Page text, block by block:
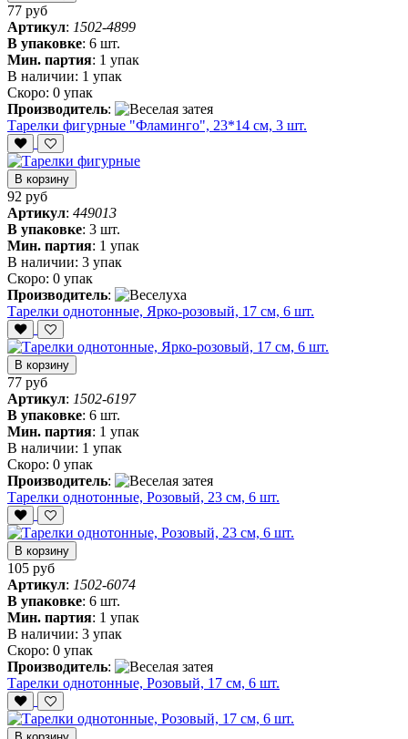
77 руб
Артикул: 1502-4899
В упаковке: 6 шт.
Мин. партия: 1 упак
В наличии: 1 упак
Скоро: 0 упак
Производитель:
Тарелки фигурные "Фламинго", 23*14 см, 3 шт.
В корзину
92 руб
Артикул: 449013
В упаковке: 3 шт.
Мин. партия: 1 упак
В наличии: 3 упак
Скоро: 0 упак
Производитель:
Тарелки однотонные, Ярко-розовый, 17 см, 6 шт.
В корзину
77 руб
Артикул: 1502-6197
В упаковке: 6 шт.
Мин. партия: 1 упак
В наличии: 1 упак
Скоро: 0 упак
Производитель:
Тарелки однотонные, Розовый, 23 см, 6 шт.
В корзину
105 руб
Артикул: 1502-6074
В упаковке: 6 шт.
Мин. партия: 1 упак
В наличии: 3 упак
Скоро: 0 упак
Производитель:
Тарелки однотонные, Розовый, 17 см, 6 шт.